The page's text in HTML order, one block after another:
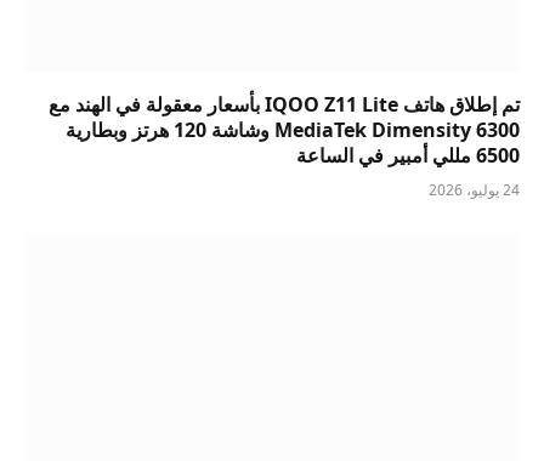
تم إطلاق هاتف IQOO Z11 Lite بأسعار معقولة في الهند مع
MediaTek Dimensity 6300 وشاشة 120 هرتز وبطارية
6500 مللي أمبير في الساعة
24 يوليو، 2026